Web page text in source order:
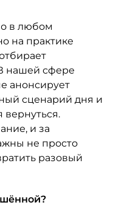
в любом
на практике
нашей сфере
анонсирует
сценарий дня и
вернуться.
и за
не просто
разовый